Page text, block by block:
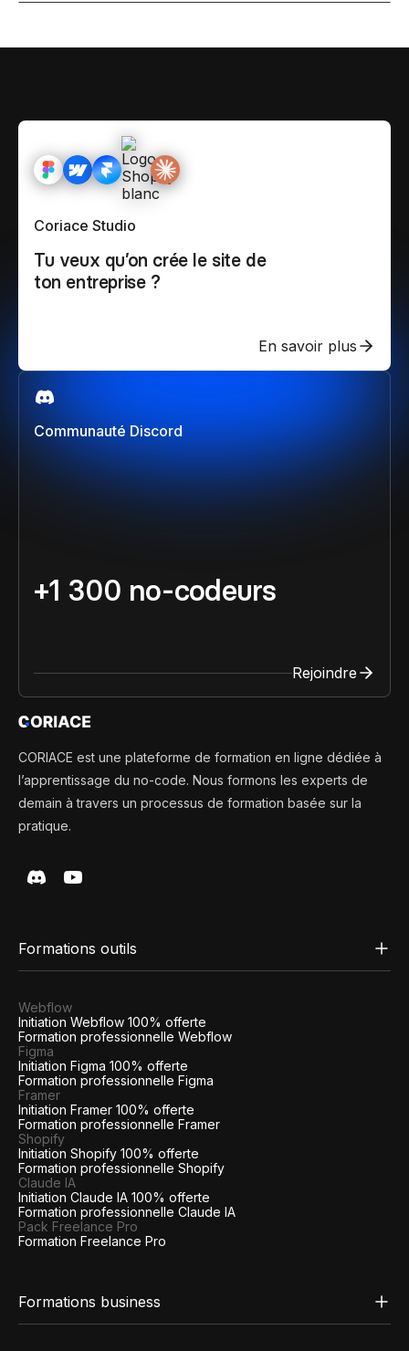
Communauté Discord
+1 300 no-codeurs
Rejoindre
Coriace Studio
Tu veux qu’on crée le site de
ton entreprise ?
En savoir plus
CORIACE est une plateforme de formation en ligne dédiée à
l’apprentissage du no-code. Nous formons les experts de
demain à travers un processus de formation basée sur la
pratique.
Formations outils
Webflow
Initiation Webflow 100% offerte
Formation professionnelle Webflow
Figma
Initiation Figma 100% offerte
Formation professionnelle Figma
Framer
Initiation Framer 100% offerte
Formation professionnelle Framer
Shopify
Initiation Shopify 100% offerte
Formation professionnelle Shopify
Claude IA
Initiation Claude IA 100% offerte
Formation professionnelle Claude IA
Pack Freelance Pro
Formation Freelance Pro
Formations business